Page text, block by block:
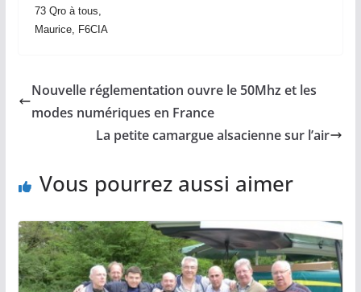
73 Qro à tous,
Maurice, F6CIA
Nouvelle réglementation ouvre le 50Mhz et les
modes numériques en France
La petite camargue alsacienne sur l’air
Vous pourrez aussi aimer